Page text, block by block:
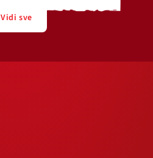
Vidi sve